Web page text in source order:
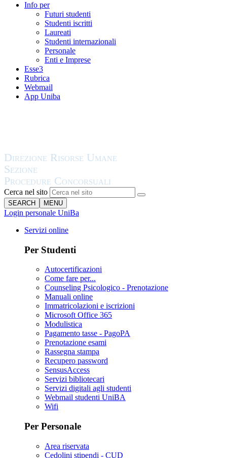
Info per
Futuri studenti
Studenti iscritti
Laureati
Studenti internazionali
Personale
Enti e Imprese
Esse3
Rubrica
Webmail
App Uniba
Cerca nel sito
SEARCH MENU
Login personale UniBa
Servizi online
Per Studenti
Autocertificazioni
Come fare per...
Counseling Psicologico - Prenotazione
Manuali online
Immatricolazioni e iscrizioni
Microsoft Office 365
Modulistica
Pagamento tasse - PagoPA
Prenotazione esami
Rassegna stampa
Recupero password
SensusAccess
Servizi bibliotecari
Servizi digitali agli studenti
Webmail studenti UniBA
Wifi
Per Personale
Area riservata
Cedolini stipendi - CUD